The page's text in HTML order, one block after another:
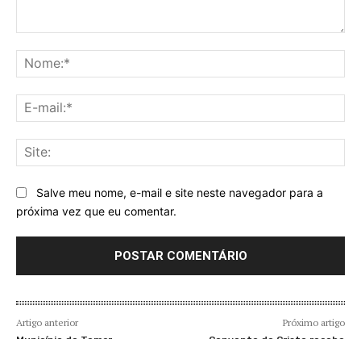
Salve meu nome, e-mail e site neste navegador para a
próxima vez que eu comentar.
Artigo anterior Próximo artigo